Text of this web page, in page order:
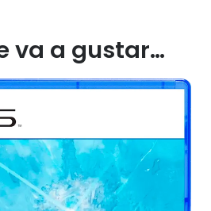
va a gustar…